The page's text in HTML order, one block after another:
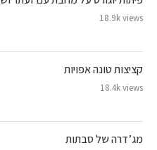
18.9k views
קציצות טונה אפויות
18.4k views
מג’דרה של סבתות